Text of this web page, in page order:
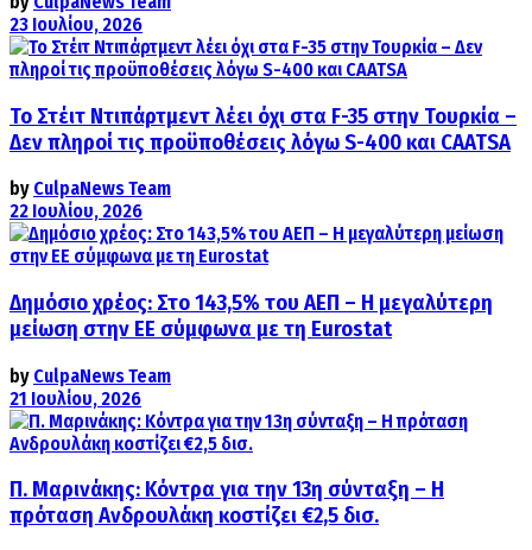
23 Ιουλίου, 2026
Το Στέιτ Ντιπάρτμεντ λέει όχι στα F-35 στην Τουρκία –
Δεν πληροί τις προϋποθέσεις λόγω S-400 και CAATSA
by CulpaNews Team
22 Ιουλίου, 2026
Δημόσιο χρέος: Στο 143,5% του ΑΕΠ – Η μεγαλύτερη
μείωση στην ΕΕ σύμφωνα με τη Eurostat
by CulpaNews Team
21 Ιουλίου, 2026
Π. Μαρινάκης: Κόντρα για την 13η σύνταξη – Η
πρόταση Ανδρουλάκη κοστίζει €2,5 δισ.